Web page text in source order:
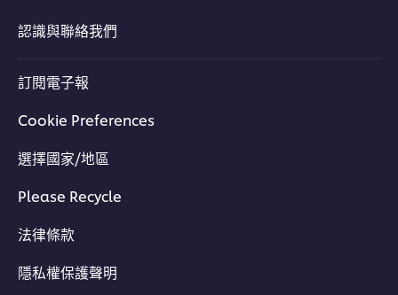
認識與聯絡我們
訂閱電子報
Cookie Preferences
選擇國家/地區
Please Recycle
法律條款
隱私權保護聲明